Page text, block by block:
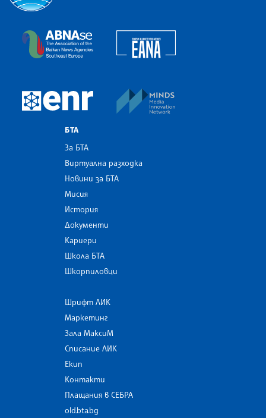
The Assocoation of the Balkan News Agencies
European Newsroom
БТА
За БТА
Виртуална разходка
Новини за БТА
Мисия
История
Документи
Кариери
Школа БТА
Шкорпиловци
Шрифт ЛИК
Маркетинг
Зала МаксиМ
Списание ЛИК
Екип
Контакти
Плащания в СЕБРА
old.bta.bg